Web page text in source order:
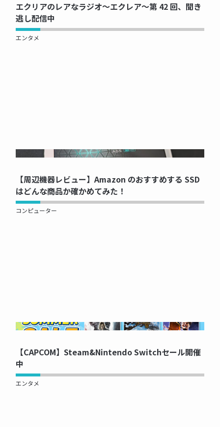
エクリアのレアなラジオ～エクレア～第 42 回、聞き
逃し配信中
エンタメ
NOW PRINTING...
【周辺機器レビュー】Amazon のおすすめする SSD
はどんな商品か確かめてみた！
コンピューター
NOW PRINTING...
【CAPCOM】Steam&Nintendo Switchセール開催
中
エンタメ